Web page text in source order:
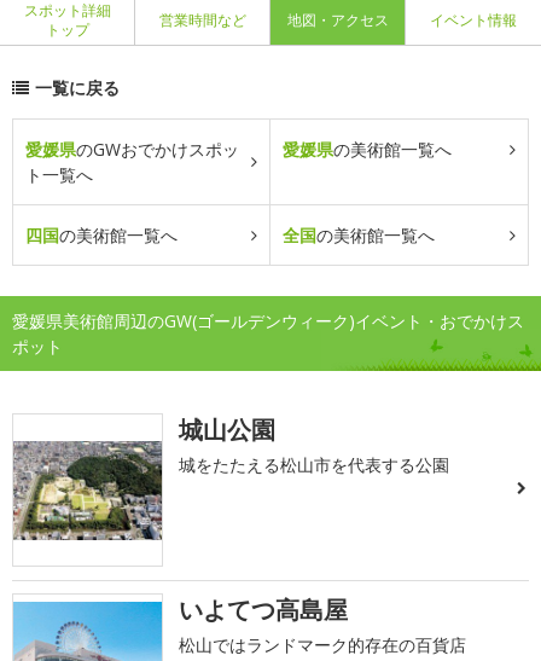
スポット詳細
トップ
営業時間など 地図・アクセス イベント情報
一覧に戻る
愛媛県のGWおでかけスポッ
ト一覧へ
愛媛県の美術館一覧へ
四国の美術館一覧へ 全国の美術館一覧へ
愛媛県美術館周辺のGW(ゴールデンウィーク)イベント・おでかけス
ポット
城山公園
城をたたえる松山市を代表する公園
いよてつ高島屋
松山ではランドマーク的存在の百貨店